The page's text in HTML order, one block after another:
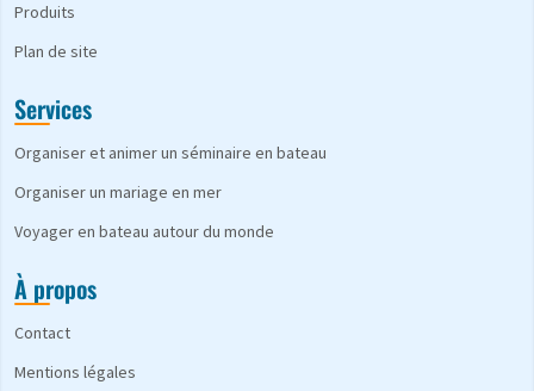
Produits
Plan de site
Services
Organiser et animer un séminaire en bateau
Organiser un mariage en mer
Voyager en bateau autour du monde
À propos
Contact
Mentions légales